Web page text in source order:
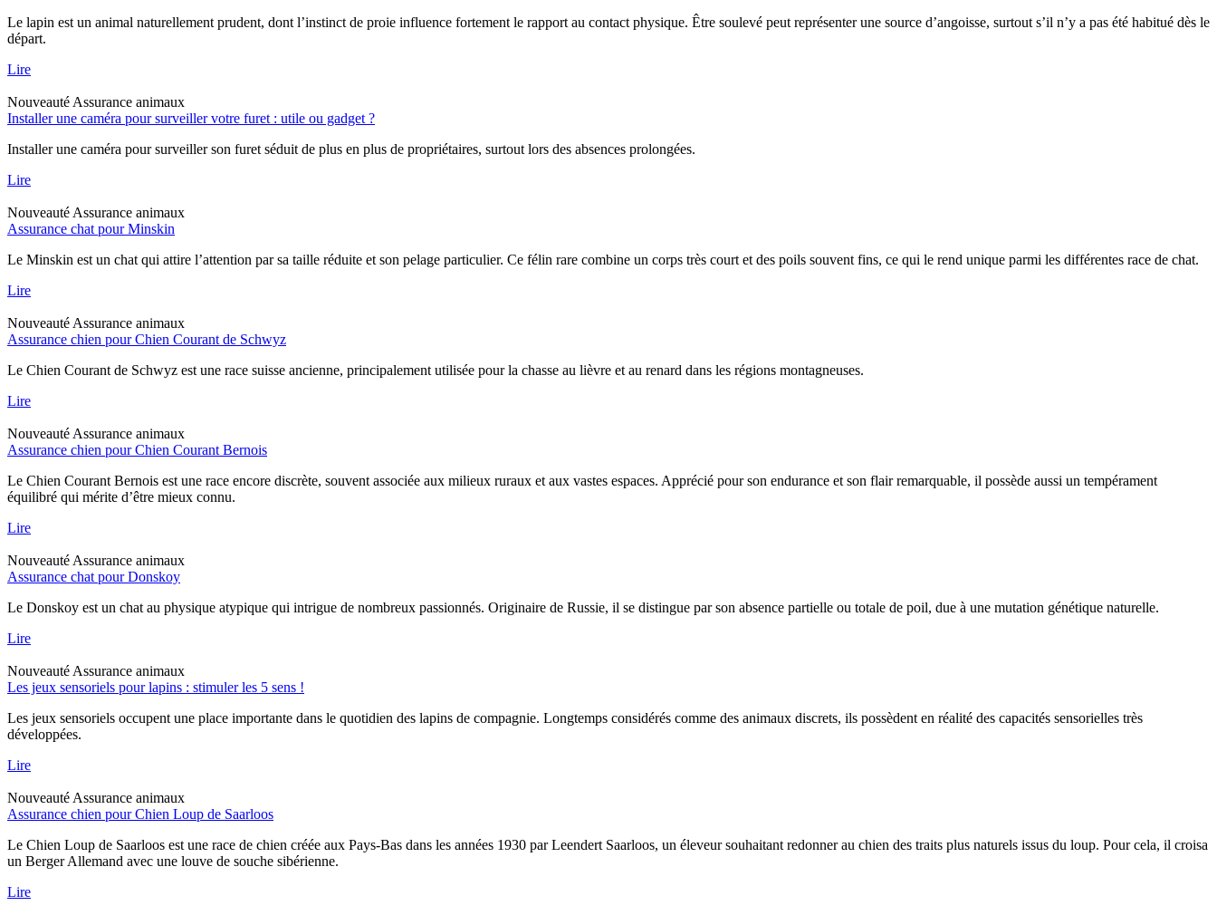
Le lapin est un animal naturellement prudent, dont l’instinct de proie influence fortement le rapport au contact physique. Être soulevé peut représenter une source d’angoisse, surtout s’il n’y a pas été habitué dès le
départ.
Lire
Nouveauté Assurance animaux
Installer une caméra pour surveiller votre furet : utile ou gadget ?
Installer une caméra pour surveiller son furet séduit de plus en plus de propriétaires, surtout lors des absences prolongées.
Lire
Nouveauté Assurance animaux
Assurance chat pour Minskin
Le Minskin est un chat qui attire l’attention par sa taille réduite et son pelage particulier. Ce félin rare combine un corps très court et des poils souvent fins, ce qui le rend unique parmi les différentes race de chat.
Lire
Nouveauté Assurance animaux
Assurance chien pour Chien Courant de Schwyz
Le Chien Courant de Schwyz est une race suisse ancienne, principalement utilisée pour la chasse au lièvre et au renard dans les régions montagneuses.
Lire
Nouveauté Assurance animaux
Assurance chien pour Chien Courant Bernois
Le Chien Courant Bernois est une race encore discrète, souvent associée aux milieux ruraux et aux vastes espaces. Apprécié pour son endurance et son flair remarquable, il possède aussi un tempérament
équilibré qui mérite d’être mieux connu.
Lire
Nouveauté Assurance animaux
Assurance chat pour Donskoy
Le Donskoy est un chat au physique atypique qui intrigue de nombreux passionnés. Originaire de Russie, il se distingue par son absence partielle ou totale de poil, due à une mutation génétique naturelle.
Lire
Nouveauté Assurance animaux
Les jeux sensoriels pour lapins : stimuler les 5 sens !
Les jeux sensoriels occupent une place importante dans le quotidien des lapins de compagnie. Longtemps considérés comme des animaux discrets, ils possèdent en réalité des capacités sensorielles très
développées.
Lire
Nouveauté Assurance animaux
Assurance chien pour Chien Loup de Saarloos
Le Chien Loup de Saarloos est une race de chien créée aux Pays-Bas dans les années 1930 par Leendert Saarloos, un éleveur souhaitant redonner au chien des traits plus naturels issus du loup. Pour cela, il croisa
un Berger Allemand avec une louve de souche sibérienne.
Lire